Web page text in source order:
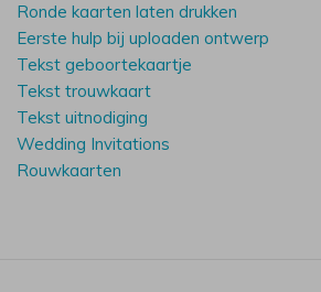
Ronde kaarten laten drukken
Eerste hulp bij uploaden ontwerp
Tekst geboortekaartje
Tekst trouwkaart
Tekst uitnodiging
Wedding Invitations
Rouwkaarten